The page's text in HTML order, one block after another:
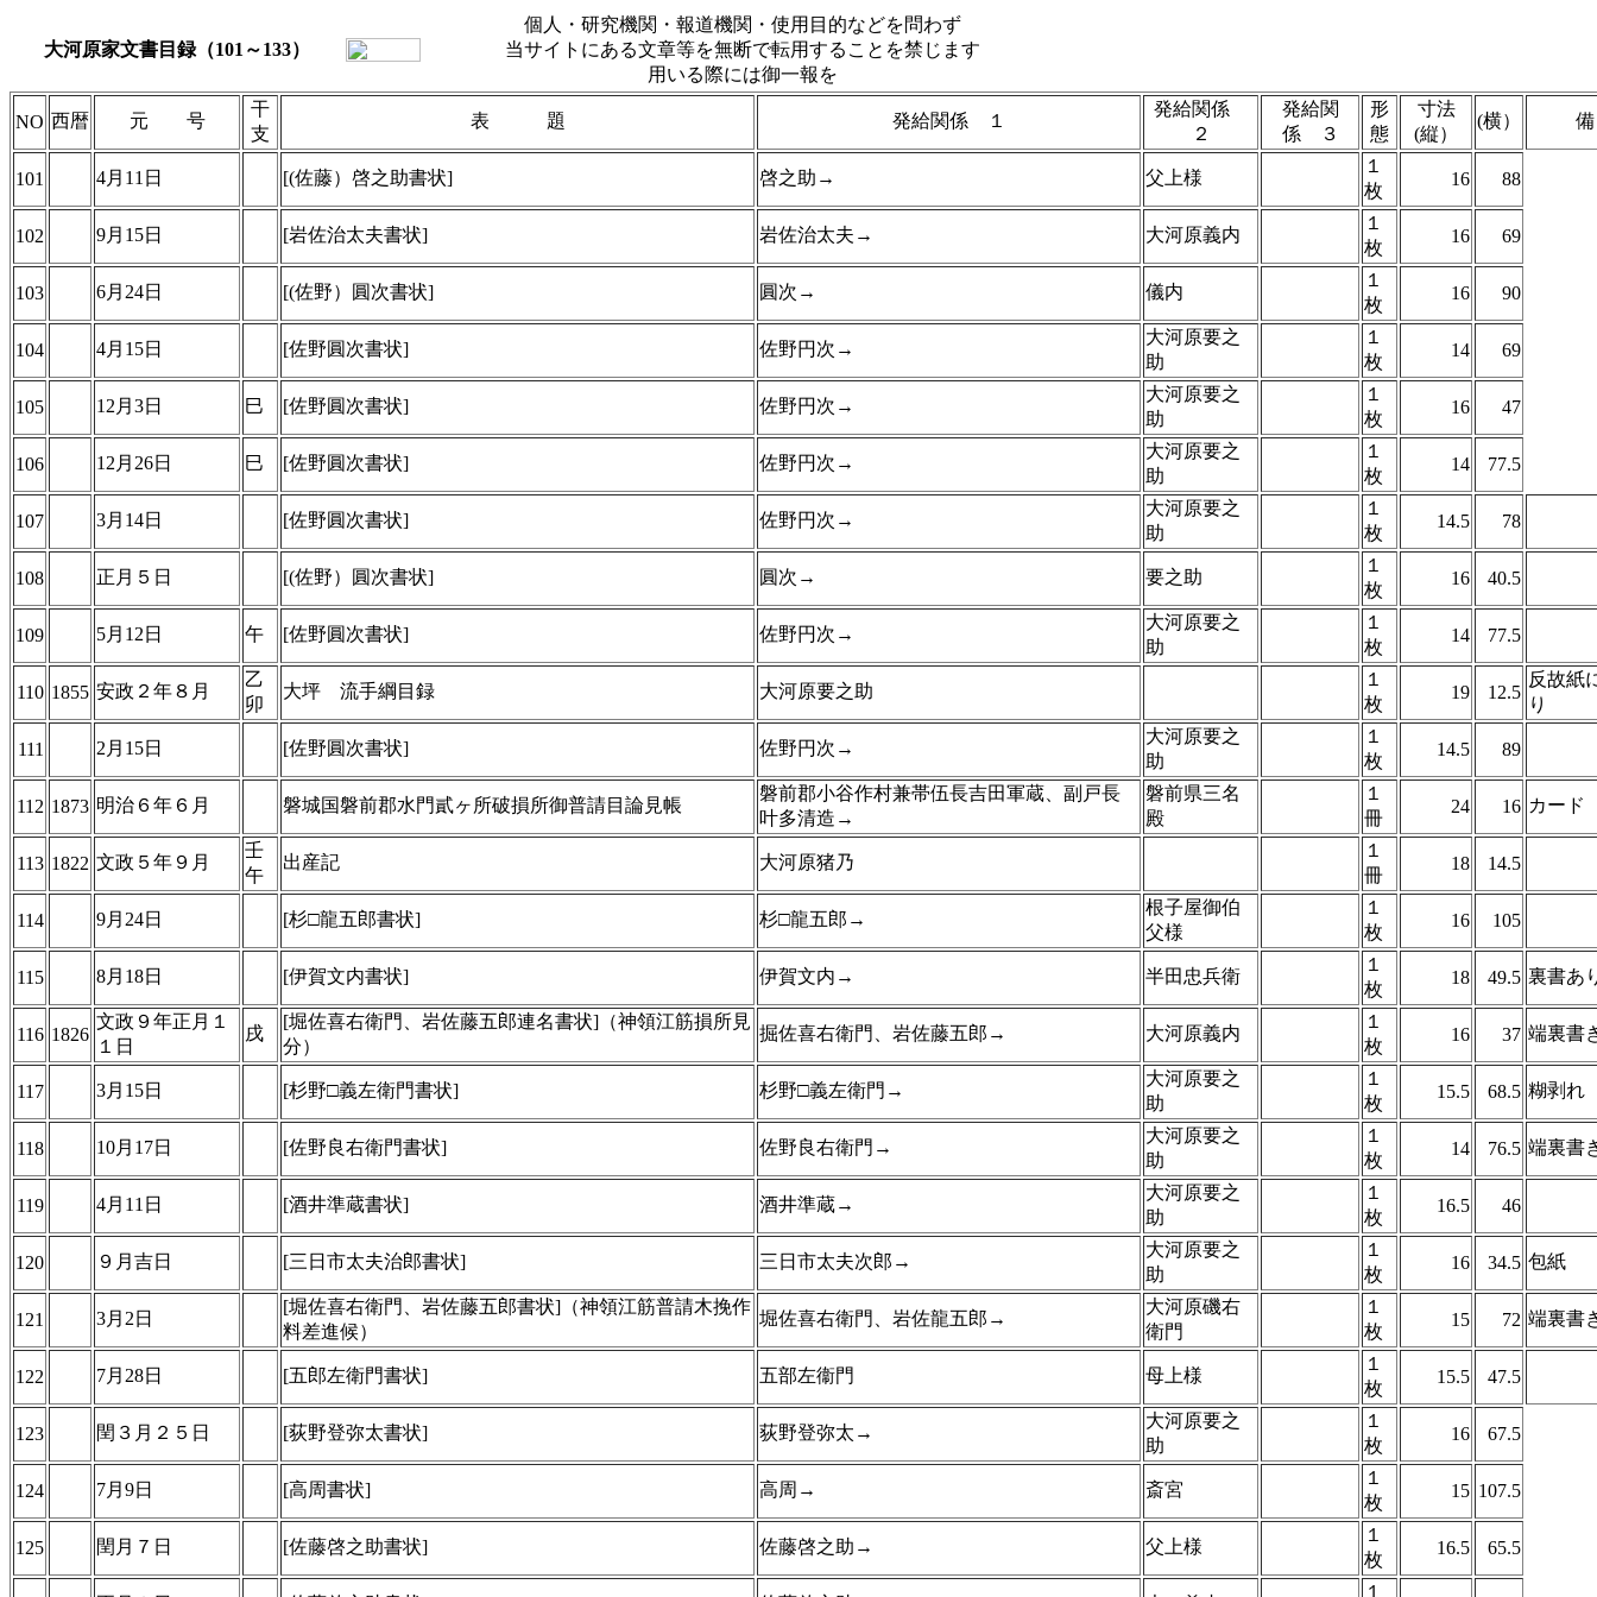
大河原家文書目録（101～133）
個人・研究機関・報道機関・使用目的などを問わず
当サイトにある文章等を無断で転用することを禁じます
用いる際には御一報を
NO 西暦 元 号
干
支
表 題 発給関係 １
発給関係
２
発給関
係 ３
形
態
寸法
(縦）
(横）
101 4月11日 [(佐藤）啓之助書状] 啓之助→ 父上様
１
枚
16 88
102 9月15日 [岩佐治太夫書状] 岩佐治太夫→ 大河原義内
１
枚
16 69
103 6月24日 [(佐野）圓次書状] 圓次→ 儀内
１
枚
16 90
104 4月15日 [佐野圓次書状] 佐野円次→
大河原要之
助
１
枚
14 69
105 12月3日 巳 [佐野圓次書状] 佐野円次→
大河原要之
助
１
枚
16 47
106 12月26日 巳 [佐野圓次書状] 佐野円次→
大河原要之
助
１
枚
14 77.5
107 3月14日 [佐野圓次書状] 佐野円次→
大河原要之
助
１
枚
14.5 78
108 正月５日 [(佐野）圓次書状] 圓次→ 要之助
１
枚
16 40.5
109 5月12日 午 [佐野圓次書状] 佐野円次→
大河原要之
助
１
枚
14 77.5
110 1855 安政２年８月
乙
卯
大坪 流手綱目録 大河原要之助
１
枚
19 12.5
反故紙
り
111 2月15日 [佐野圓次書状] 佐野円次→
大河原要之
助
１
枚
14.5 89
112 1873 明治６年６月 磐城国磐前郡水門貳ヶ所破損所御普請目論見帳
磐前郡小谷作村兼帯伍長吉田軍蔵、副戸長
叶多清造→
磐前県三名
殿
１
冊
24 16 カード
113 1822 文政５年９月
壬
午
出産記 大河原猪乃
１
冊
18 14.5
114 9月24日 [杉□龍五郎書状] 杉□龍五郎→
根子屋御伯
父様
１
枚
16 105
115 8月18日 [伊賀文内書状] 伊賀文内→ 半田忠兵衛
１
枚
18 49.5 裏書あ
116 1826
文政９年正月１
１日
戌
[堀佐喜右衛門、岩佐藤五郎連名書状]（神領江筋損所見
分）
掘佐喜右衛門、岩佐藤五郎→ 大河原義内
１
枚
16 37 端裏書
117 3月15日 [杉野□義左衛門書状] 杉野□義左衛門→
大河原要之
助
１
枚
15.5 68.5 糊剥れ
118 10月17日 [佐野良右衛門書状] 佐野良右衛門→
大河原要之
助
１
枚
14 76.5 端裏書
119 4月11日 [酒井準蔵書状] 酒井準蔵→
大河原要之
助
１
枚
16.5 46
120 ９月吉日 [三日市太夫治郎書状] 三日市太夫次郎→
大河原要之
助
１
枚
16 34.5 包紙
121 3月2日
[堀佐喜右衛門、岩佐藤五郎書状]（神領江筋普請木挽作
料差進候）
堀佐喜右衛門、岩佐龍五郎→
大河原磯右
衛門
１
枚
15 72 端裏書
122 7月28日 [五郎左衛門書状] 五部左衞門 母上様
１
枚
15.5 47.5
123 閏３月２５日 [荻野登弥太書状] 荻野登弥太→
大河原要之
助
１
枚
16 67.5
124 7月9日 [高周書状] 高周→ 斎宮
１
枚
15 107.5
125 閏月７日 [佐藤啓之助書状] 佐藤啓之助→ 父上様
１
枚
16.5 65.5
１